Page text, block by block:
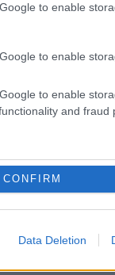
to enable
to enable
to enable
and fraud
CONFIRM
Data Deletion